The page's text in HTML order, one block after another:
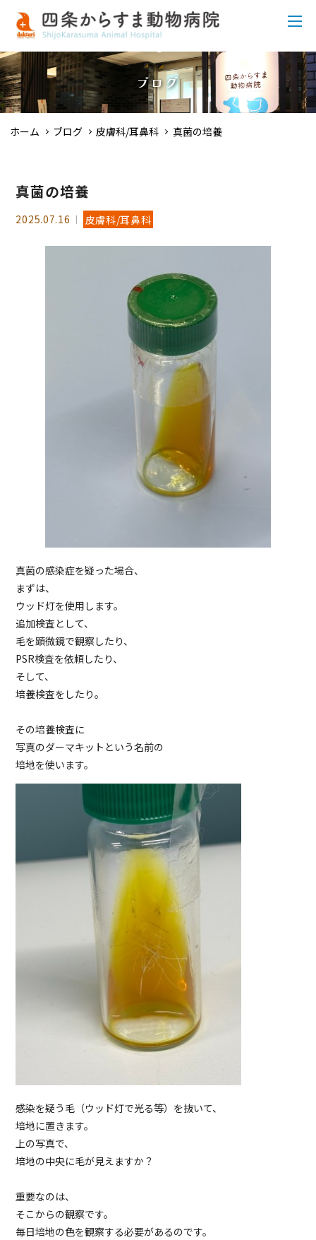
ブログ
ホーム ブログ 皮膚科/耳鼻科 真菌の培養
真菌の培養
2025.07.16 皮膚科/耳鼻科
真菌の感染症を疑った場合、
まずは、
ウッド灯を使用します。
追加検査として、
毛を顕微鏡で観察したり、
PSR検査を依頼したり、
そして、
培養検査をしたり。
その培養検査に
写真のダーマキットという名前の
培地を使います。
感染を疑う毛（ウッド灯で光る等）を抜いて、
培地に置きます。
上の写真で、
培地の中央に毛が見えますか？
重要なのは、
そこからの観察です。
毎日培地の色を観察する必要があるのです。